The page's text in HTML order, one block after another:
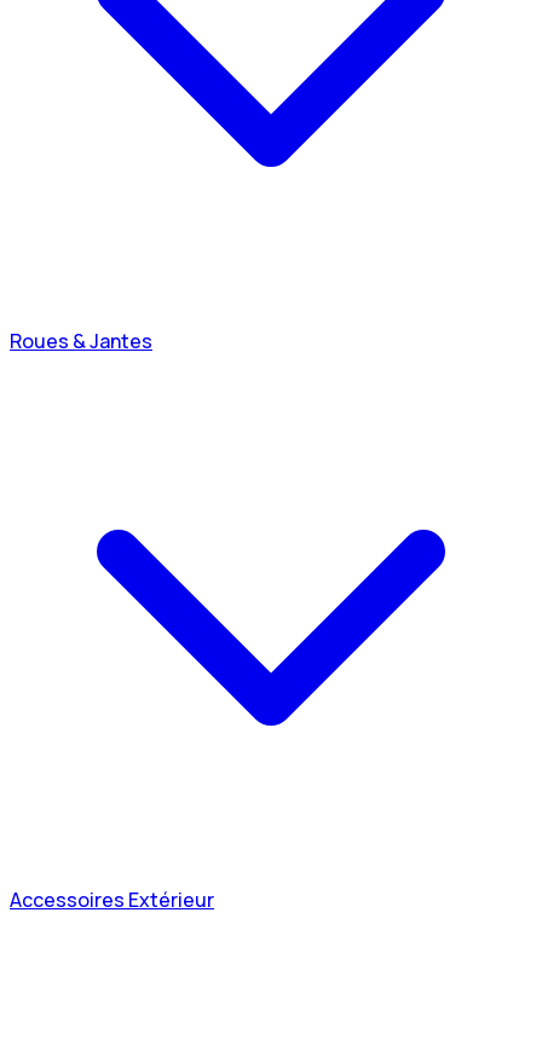
Roues & Jantes
Accessoires Extérieur